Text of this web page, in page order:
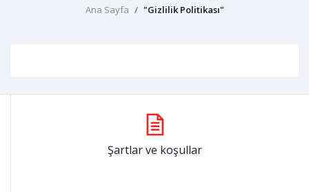
Ana Sayfa "Gizlilik Politikası"
Şartlar ve koşullar